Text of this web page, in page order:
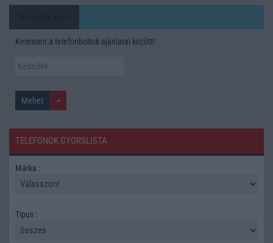
Keressen a telefonboltok ajánlatai között!
TELEFONOK GYORSLISTA
Márka :
Tipus :